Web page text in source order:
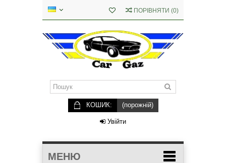
ПОРІВНЯТИ (0)
КОШИК: (порожній)
Увійти
МЕНЮ